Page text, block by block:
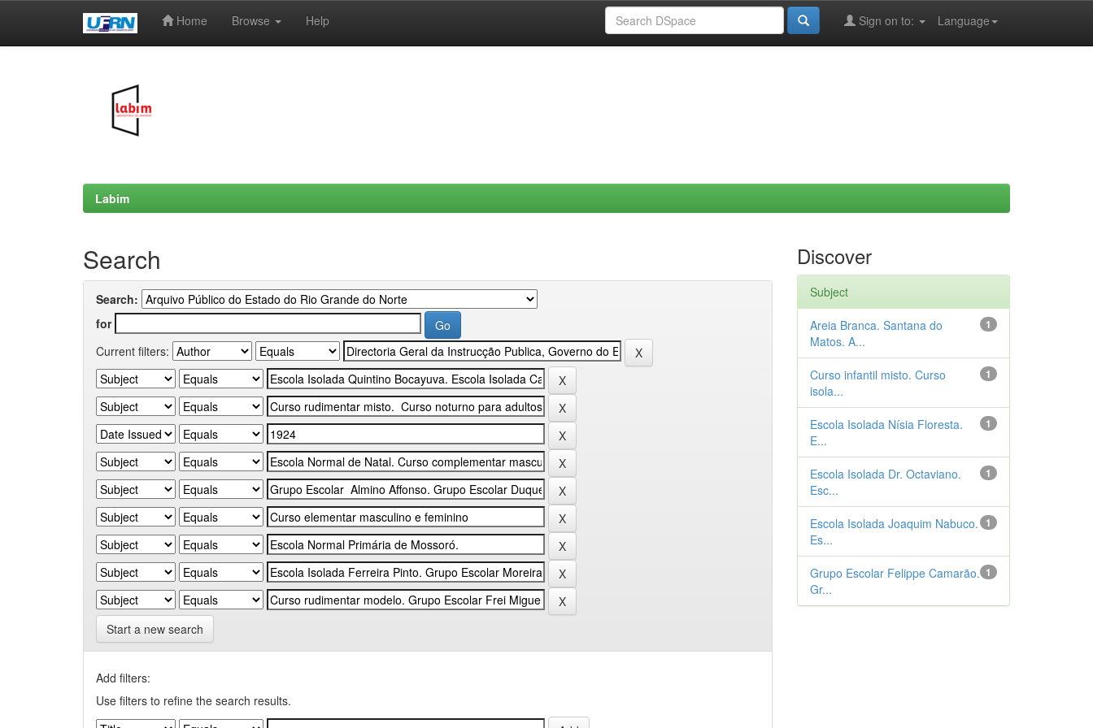
Home Browse Help Language
Sign on to:
Labim
Search
Search:
for
Current filters:
Start a new search
Add filters:
Use filters to refine the search results.
Discover
Subject
1
Areia Branca. Santana do
Matos. A...
1
Curso infantil misto. Curso
isola...
1
Escola Isolada Nísia Floresta.
E...
1
Escola Isolada Dr. Octaviano.
Esc...
1
Escola Isolada Joaquim Nabuco.
Es...
1
Grupo Escolar Felippe Camarão.
Gr...